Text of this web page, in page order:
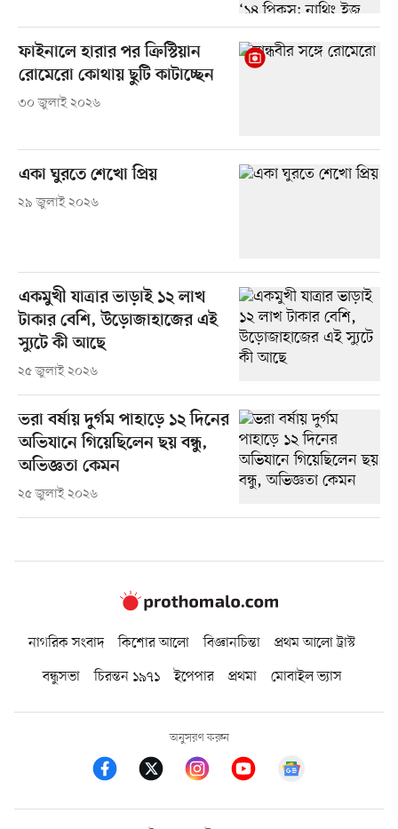
ফাইনালে হারার পর ক্রিস্টিয়ান
রোমেরো কোথায় ছুটি কাটাচ্ছেন
৩০ জুলাই ২০২৬
একা ঘুরতে শেখো প্রিয়
২৯ জুলাই ২০২৬
একমুখী যাত্রার ভাড়াই ১২ লাখ
টাকার বেশি, উড়োজাহাজের এই
স্যুটে কী আছে
২৫ জুলাই ২০২৬
ভরা বর্ষায় দুর্গম পাহাড়ে ১২ দিনের
অভিযানে গিয়েছিলেন ছয় বন্ধু,
অভিজ্ঞতা কেমন
২৫ জুলাই ২০২৬
নাগরিক সংবাদ কিশোর আলো বিজ্ঞানচিন্তা
প্রথম আলো ট্রাস্ট
বন্ধুসভা
চিরন্তন ১৯৭১ ইপেপার প্রথমা মোবাইল ভ্যাস
অনুসরণ করুন